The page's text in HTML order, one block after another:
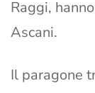
Raggi,
Ascani.
Il paragone